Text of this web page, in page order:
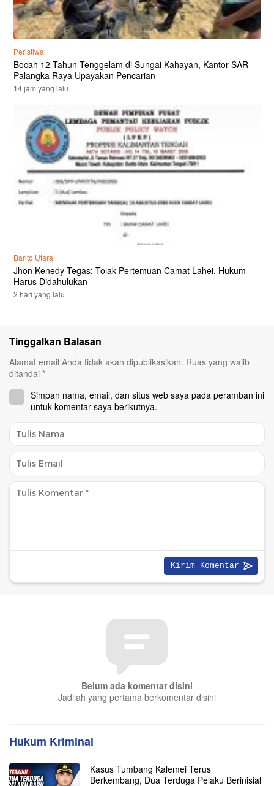
Peristiwa
Bocah 12 Tahun Tenggelam di Sungai Kahayan, Kantor SAR
Palangka Raya Upayakan Pencarian
14 jam yang lalu
Barito Utara
Jhon Kenedy Tegas: Tolak Pertemuan Camat Lahei, Hukum
Harus Didahulukan
2 hari yang lalu
Tinggalkan Balasan
Alamat email Anda tidak akan dipublikasikan. Ruas yang wajib
ditandai *
Simpan nama, email, dan situs web saya pada peramban ini
untuk komentar saya berikutnya.
Belum ada komentar disini
Jadilah yang pertama berkomentar disini
Hukum Kriminal
Kasus Tumbang Kalemei Terus
Berkembang, Dua Terduga Pelaku Berinisial